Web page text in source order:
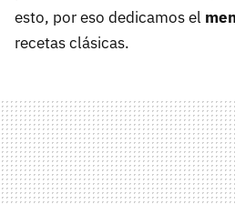
esto, por eso dedicamos el
recetas clásicas.